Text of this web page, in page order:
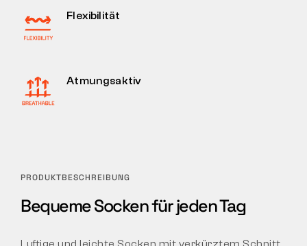
Flexibilität
Atmungsaktiv
PRODUKTBESCHREIBUNG
Bequeme Socken für jeden Tag